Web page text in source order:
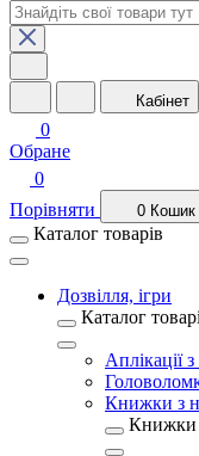
Кабінет
0
Обране
0
Порівняти
0 Кошик
Каталог товарів
Дозвілля, ігри
Каталог
Аплікації
Книжки з
Книжки